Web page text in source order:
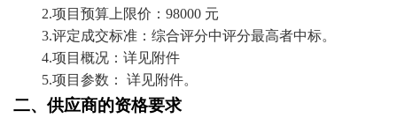
2.项目预算上限价： 98000 元
3.评定成交标准 ： 综合评分中评分最高者中标。
4.项目概况：详见附件
5.项目参数： 详见附件。
二、 供应商的资格要求